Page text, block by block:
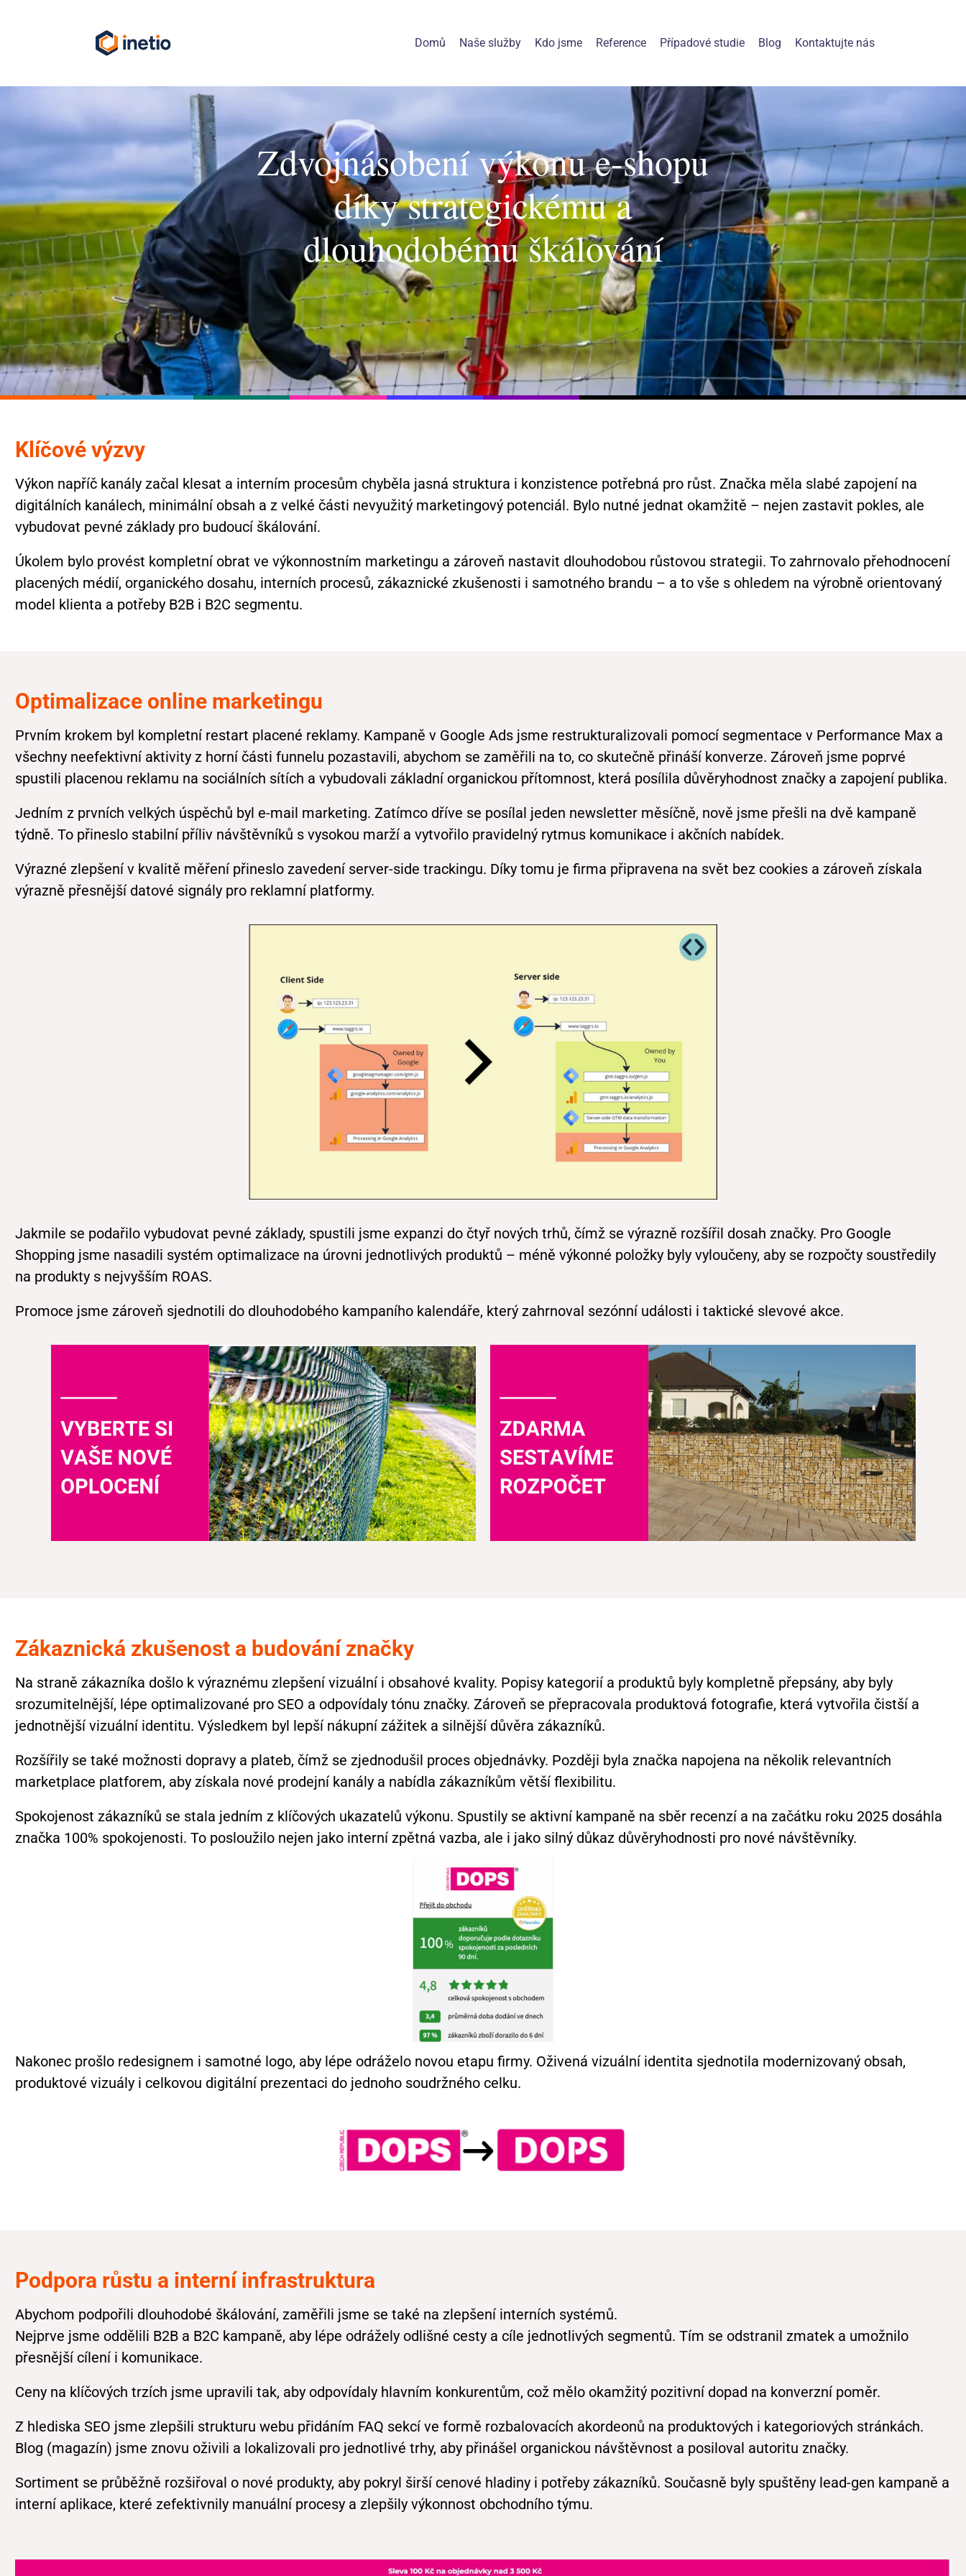
Domů Naše služby Kdo jsme Reference Případové studie Blog Kontaktujte nás
Zdvojnásobení výkonu e-shopu
díky strategickému a
dlouhodobému škálování
Klíčové výzvy
Výkon napříč kanály začal klesat a interním procesům chyběla jasná struktura i konzistence potřebná pro růst. Značka měla slabé zapojení na
digitálních kanálech, minimální obsah a z velké části nevyužitý marketingový potenciál. Bylo nutné jednat okamžitě – nejen zastavit pokles, ale
vybudovat pevné základy pro budoucí škálování.
Úkolem bylo provést kompletní obrat ve výkonnostním marketingu a zároveň nastavit dlouhodobou růstovou strategii. To zahrnovalo přehodnocení
placených médií, organického dosahu, interních procesů, zákaznické zkušenosti i samotného brandu – a to vše s ohledem na výrobně orientovaný
model klienta a potřeby B2B i B2C segmentu.
Optimalizace online marketingu
Prvním krokem byl kompletní restart placené reklamy. Kampaně v Google Ads jsme restrukturalizovali pomocí segmentace v Performance Max a
všechny neefektivní aktivity z horní části funnelu pozastavili, abychom se zaměřili na to, co skutečně přináší konverze. Zároveň jsme poprvé
spustili placenou reklamu na sociálních sítích a vybudovali základní organickou přítomnost, která posílila důvěryhodnost značky a zapojení publika.
Jedním z prvních velkých úspěchů byl e-mail marketing. Zatímco dříve se posílal jeden newsletter měsíčně, nově jsme přešli na dvě kampaně
týdně. To přineslo stabilní příliv návštěvníků s vysokou marží a vytvořilo pravidelný rytmus komunikace i akčních nabídek.
Výrazné zlepšení v kvalitě měření přineslo zavedení server-side trackingu. Díky tomu je firma připravena na svět bez cookies a zároveň získala
výrazně přesnější datové signály pro reklamní platformy.
Jakmile se podařilo vybudovat pevné základy, spustili jsme expanzi do čtyř nových trhů, čímž se výrazně rozšířil dosah značky. Pro Google
Shopping jsme nasadili systém optimalizace na úrovni jednotlivých produktů – méně výkonné položky byly vyloučeny, aby se rozpočty soustředily
na produkty s nejvyšším ROAS.
Promoce jsme zároveň sjednotili do dlouhodobého kampaního kalendáře, který zahrnoval sezónní události i taktické slevové akce.
Zákaznická zkušenost a budování značky
C
h
a
t
P
T
a
i
Na straně zákazníka došlo k výraznému zlepšení vizuální i obsahové kvality. Popisy kategorií a produktů byly kompletně přepsány, aby byly
srozumitelnější, lépe optimalizované pro SEO a odpovídaly tónu značky. Zároveň se přepracovala produktová fotografie, která vytvořila čistší a
jednotnější vizuální identitu. Výsledkem byl lepší nákupní zážitek a silnější důvěra zákazníků.
Rozšířily se také možnosti dopravy a plateb, čímž se zjednodušil proces objednávky. Později byla značka napojena na několik relevantních
marketplace platforem, aby získala nové prodejní kanály a nabídla zákazníkům větší flexibilitu.
Spokojenost zákazníků se stala jedním z klíčových ukazatelů výkonu. Spustily se aktivní kampaně na sběr recenzí a na začátku roku 2025 dosáhla
značka 100% spokojenosti. To posloužilo nejen jako interní zpětná vazba, ale i jako silný důkaz důvěryhodnosti pro nové návštěvníky.
Nakonec prošlo redesignem i samotné logo, aby lépe odráželo novou etapu firmy. Oživená vizuální identita sjednotila modernizovaný obsah,
produktové vizuály i celkovou digitální prezentaci do jednoho soudržného celku.
Podpora růstu a interní infrastruktura
Abychom podpořili dlouhodobé škálování, zaměřili jsme se také na zlepšení interních systémů.
Nejprve jsme oddělili B2B a B2C kampaně, aby lépe odrážely odlišné cesty a cíle jednotlivých segmentů. Tím se odstranil zmatek a umožnilo
přesnější cílení i komunikace.
Ceny na klíčových trzích jsme upravili tak, aby odpovídaly hlavním konkurentům, což mělo okamžitý pozitivní dopad na konverzní poměr.
Z hlediska SEO jsme zlepšili strukturu webu přidáním FAQ sekcí ve formě rozbalovacích akordeonů na produktových i kategoriových stránkách.
Blog (magazín) jsme znovu oživili a lokalizovali pro jednotlivé trhy, aby přinášel organickou návštěvnost a posiloval autoritu značky.
Sortiment se průběžně rozšiřoval o nové produkty, aby pokryl širší cenové hladiny i potřeby zákazníků. Současně byly spuštěny lead-gen kampaně a
interní aplikace, které zefektivnily manuální procesy a zlepšily výkonnost obchodního týmu.